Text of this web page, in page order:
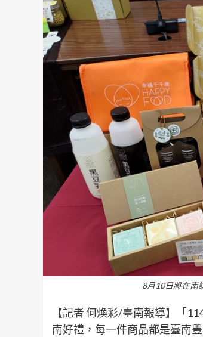
8月10日將在南
【記者 何煥彩/臺南報導】「
南好禮，每一件商品都是臺南